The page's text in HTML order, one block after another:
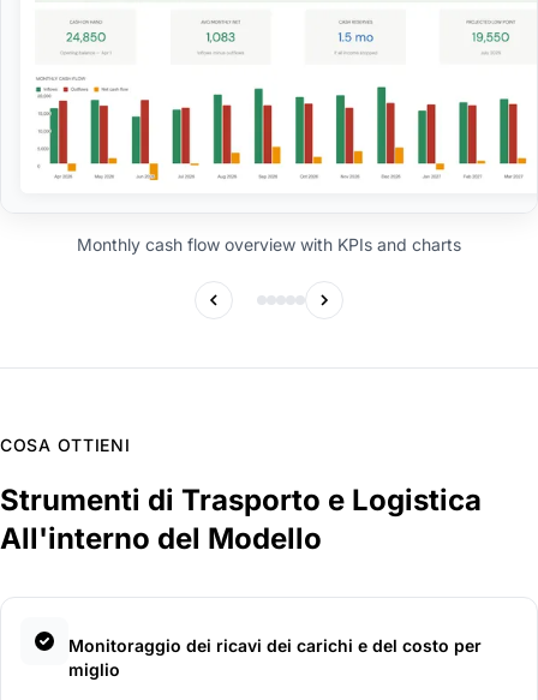
Monthly cash flow overview with KPIs and charts
COSA OTTIENI
Strumenti di Trasporto e Logistica
All'interno del Modello
Monitoraggio dei ricavi dei carichi e del costo per
miglio